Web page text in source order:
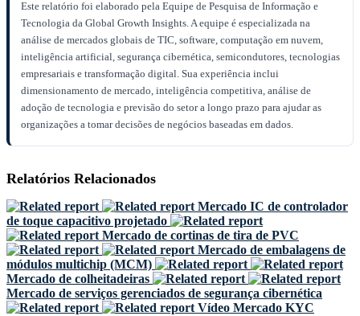
Este relatório foi elaborado pela Equipe de Pesquisa de Informação e
Tecnologia da Global Growth Insights. A equipe é especializada na
análise de mercados globais de TIC, software, computação em nuvem,
inteligência artificial, segurança cibernética, semicondutores, tecnologias
empresariais e transformação digital. Sua experiência inclui
dimensionamento de mercado, inteligência competitiva, análise de
adoção de tecnologia e previsão do setor a longo prazo para ajudar as
organizações a tomar decisões de negócios baseadas em dados.
Relatórios Relacionados
Mercado IC de controlador
de toque capacitivo projetado
Mercado de cortinas de tira de PVC
Mercado de embalagens de
módulos multichip (MCM)
Mercado de colheitadeiras
Mercado de serviços gerenciados de segurança cibernética
Vídeo Mercado KYC